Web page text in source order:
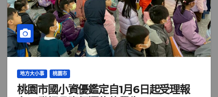
地方大小事 桃園市
桃園市國小資優鑑定自1月6日起受理報